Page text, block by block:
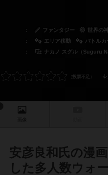
： ファンタジー 世界の
： エリア移動 バトルカ
： ナカノ スグル（Suguru
画像
安彦良和氏の漫
した多人数ウォ